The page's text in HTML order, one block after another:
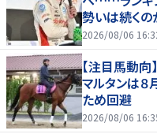
勢いは続くの
2026/08/06
【注目馬動向
マルタンは
ため回避
2026/08/06